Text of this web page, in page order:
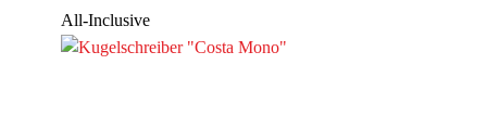
All-Inclusive